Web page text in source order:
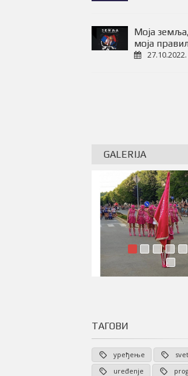
Моја земља,
моја
27.10.2022.
GALERIJA
ТАГОВИ
уређење
uređenje